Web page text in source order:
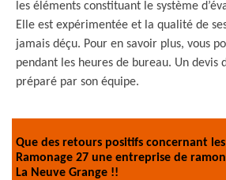
les éléments constituant le système
Elle est expérimentée et la qualité de
jamais déçu. Pour en savoir plus, vous
pendant les heures de bureau. Un devis
préparé par son équipe.
Que des retours positifs concernant
Ramonage 27 une entreprise de
La Neuve Grange !!